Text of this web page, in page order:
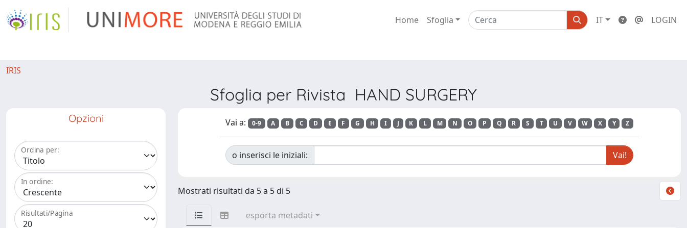
Home Sfoglia IT LOGIN
IRIS
Sfoglia per Rivista HAND SURGERY
Opzioni
Ordina per:
In ordine:
Risultati/Pagina
Vai a: 0-9 A B C D E F G H I J K L M N O P Q R S T U V W X Y Z
o inserisci le iniziali:
Mostrati risultati da 5 a 5 di 5
esporta metadati